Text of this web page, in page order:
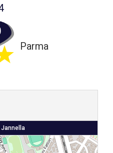
Parma